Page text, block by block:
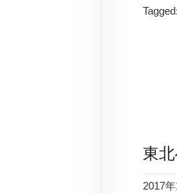
東
2017